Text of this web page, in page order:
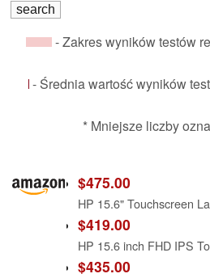
- Zakres wyników testów
- Średnia wartość wyników
* Mniejsze liczby
$475.00
$419.00
$435.00